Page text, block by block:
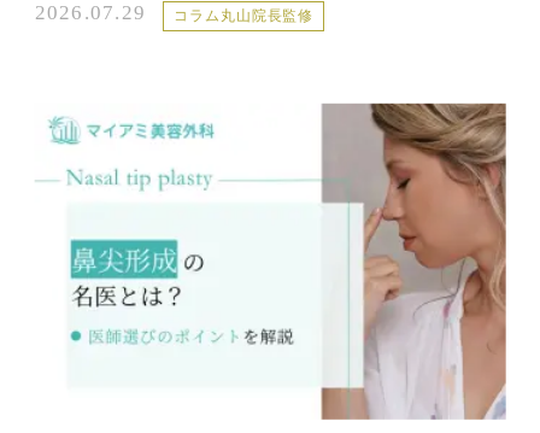
2026.07.29 コラム丸山院長監修